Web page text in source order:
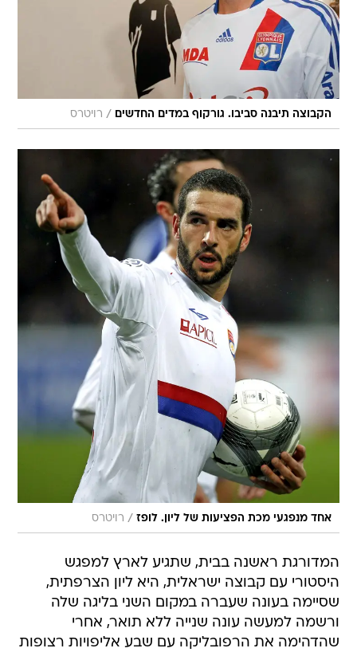
הקבוצה תיבנה סביבו. גורקוף במדים החדשים / רויטרס
אחד מנפגעי מכת הפציעות של ליון. לופז / רויטרס
המדורגת ראשנה בבית, שתגיע לארץ למפגש
היסטורי עם קבוצה ישראלית, היא ליון הצרפתית,
שסיימה בעונה שעברה במקום השני בליגה שלה
ורשמה למעשה עונה שנייה ללא תואר, אחרי
שהדהימה את הרפובליקה עם שבע אליפויות רצופות